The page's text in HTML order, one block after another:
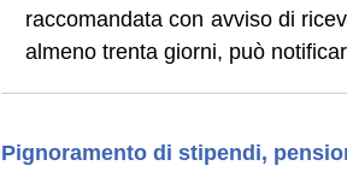
raccomandata con avviso di
almeno trenta giorni, può
Pignoramento di stipendi,